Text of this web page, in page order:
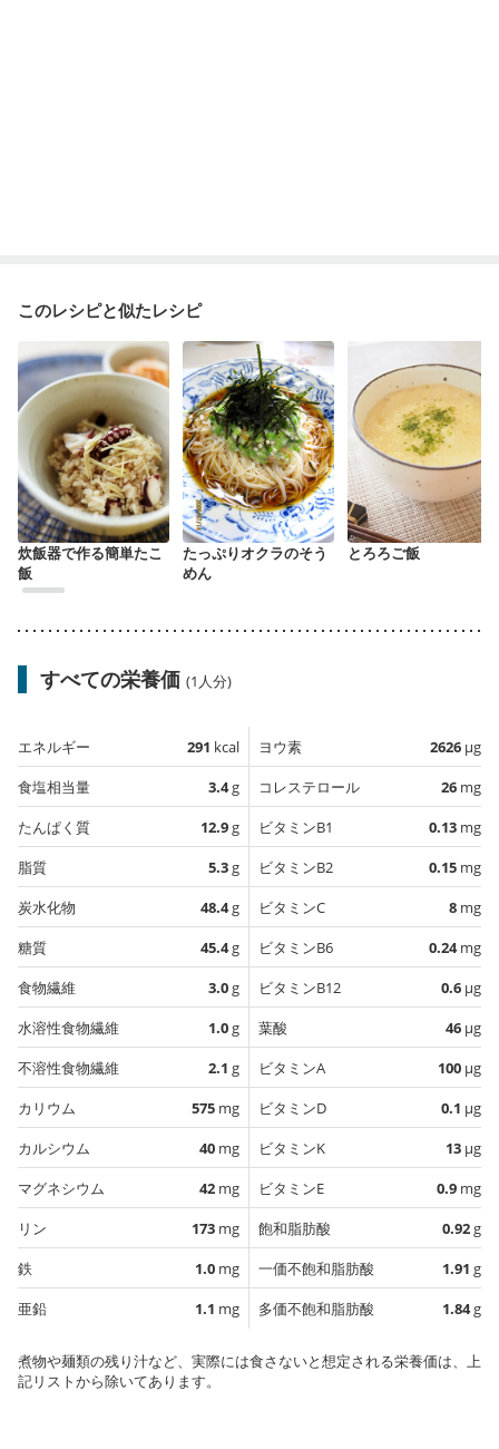
このレシピと似たレシピ
炊飯器で作る簡単たこ
飯
たっぷりオクラのそう
めん
とろろご飯
すべての栄養価 (1人分)
エネルギー 291 kcal
食塩相当量
3.4g
たんぱく質
12.9g
脂質
5.3g
炭水化物
48.4g
糖質
45.4g
食物繊維
3.0g
水溶性食物繊維
1.0g
不溶性食物繊維
2.1 g
カリウム
575 mg
カルシウム
40 mg
マグネシウム
42 mg
リン
173 mg
鉄
1.0 mg
亜鉛
1.1 mg
ヨウ素 2626 µg
コレステロール
26 mg
ビタミンB1
0.13 mg
ビタミンB2
0.15 mg
ビタミンC
8 mg
ビタミンB6
0.24mg
ビタミンB12
0.6 µg
葉酸
46 µg
ビタミンA
100 µg
ビタミンD
0.1 µg
ビタミンK
13 µg
ビタミンE
0.9 mg
飽和脂肪酸
0.92g
一価不飽和脂肪酸
1.91 g
多価不飽和脂肪酸
1.84g
煮物や麺類の残り汁など、実際には食さないと想定される栄養価は、上
記リストから除いてあります。